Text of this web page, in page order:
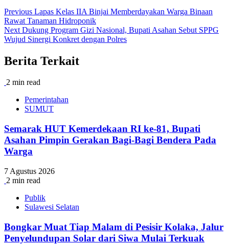
Previous Lapas Kelas IIA Binjai Memberdayakan Warga Binaan
Rawat Tanaman Hidroponik
Next Dukung Program Gizi Nasional, Bupati Asahan Sebut SPPG
Wujud Sinergi Konkret dengan Polres
Berita Terkait
2 min read
Pemerintahan
SUMUT
Semarak HUT Kemerdekaan RI ke-81, Bupati
Asahan Pimpin Gerakan Bagi-Bagi Bendera Pada
Warga
7 Agustus 2026
2 min read
Publik
Sulawesi Selatan
Bongkar Muat Tiap Malam di Pesisir Kolaka, Jalur
Penyelundupan Solar dari Siwa Mulai Terkuak